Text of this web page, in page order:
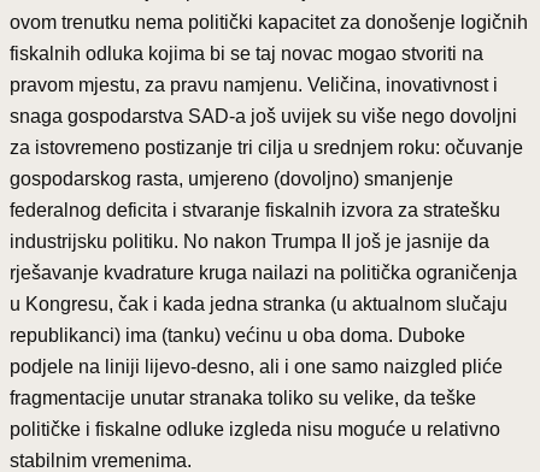
ovom trenutku nema politički kapacitet za donošenje logičnih
fiskalnih odluka kojima bi se taj novac mogao stvoriti na
pravom mjestu, za pravu namjenu. Veličina, inovativnost i
snaga gospodarstva SAD-a još uvijek su više nego dovoljni
za istovremeno postizanje tri cilja u srednjem roku: očuvanje
gospodarskog rasta, umjereno (dovoljno) smanjenje
federalnog deficita i stvaranje fiskalnih izvora za stratešku
industrijsku politiku. No nakon Trumpa II još je jasnije da
rješavanje kvadrature kruga nailazi na politička ograničenja
u Kongresu, čak i kada jedna stranka (u aktualnom slučaju
republikanci) ima (tanku) većinu u oba doma. Duboke
podjele na liniji lijevo-desno, ali i one samo naizgled pliće
fragmentacije unutar stranaka toliko su velike, da teške
političke i fiskalne odluke izgleda nisu moguće u relativno
stabilnim vremenima.